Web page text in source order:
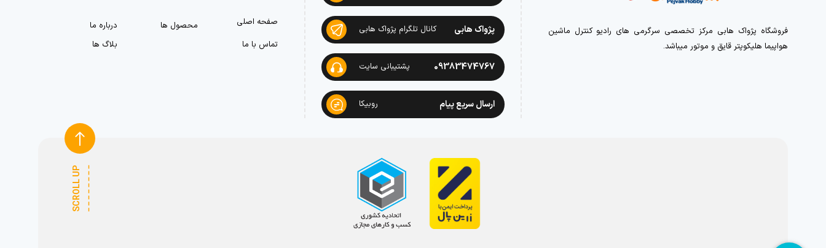
فروشگاه پژواک هابی مرکز تخصصی سرگرمی های رادیو کنترل ماشین
هواپیما هلیکوپتر قایق و موتور میباشد.
پژواک هابی کانال تلگرام پژواک هابی
09383474767 پشتیبانی سایت
ارسال سریع پیام روبیکا
صفحه اصلی محصول ها
درباره ما
تماس با ما
بلاگ ها
SCROLL UP